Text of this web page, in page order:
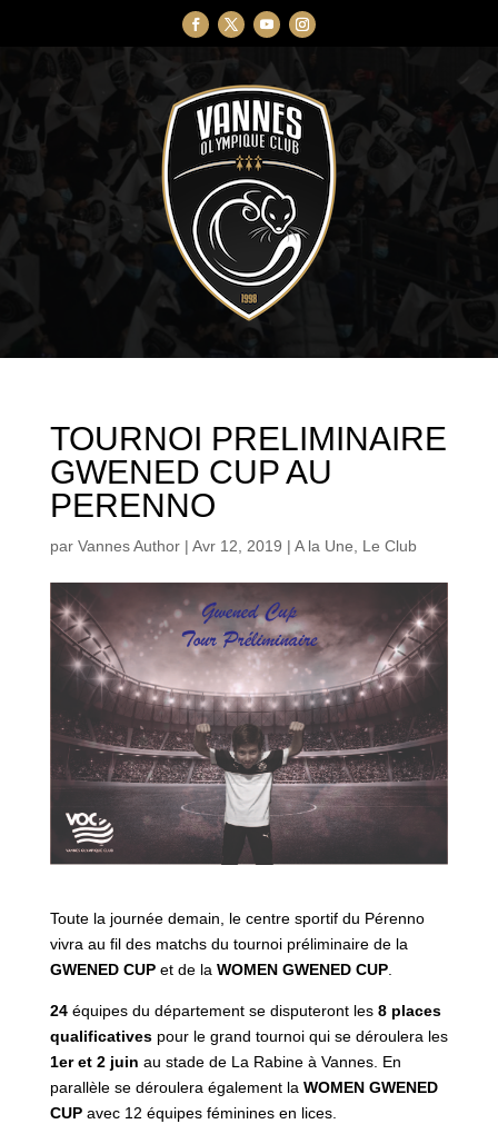
TOURNOI PRELIMINAIRE
GWENED CUP AU
PERENNO
par Vannes Author| Avr 12, 2019 | A la Une, Le Club
Toute la journée demain, le centre sportif du Pérenno
vivra au fil des matchs du tournoi préliminaire de la
GWENED CUPet de la WOMEN GWENED CUP.
24équipes du département se disputeront les 8 places
qualificativespour le grand tournoi qui se déroulera les
1er et 2 juin au stade de La Rabine à Vannes. En
parallèle se déroulera également la WOMEN GWENED
CUPavec 12 équipes féminines en lices.